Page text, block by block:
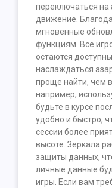
переключаться на
движение.
мгновенные
функциям. Все
остаются
наслаждаться
проще найти, чем
например,
будьте в курсе
удобно и быстро,
сессии более
высоте. Зеркала
защиты данных,
личные данные
игры. Если вам